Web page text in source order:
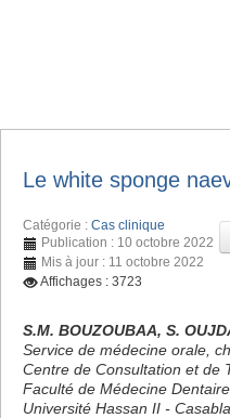
Le white sponge
Catégorie : Cas clinique
Publication : 10 octobre 2022
Mis à jour : 11 octobre 2022
Affichages : 3723
S.M. BOUZOUBAA, S.
Service de médecine orale,
Centre de Consultation et de
Faculté de Médecine
Université Hassan II -